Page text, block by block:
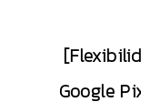
Google